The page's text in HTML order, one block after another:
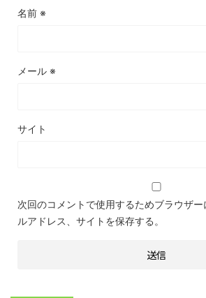
名前 ※
メール ※
サイト
次回のコメントで使用するためブラウザ
ルアドレス、サイトを保存する。